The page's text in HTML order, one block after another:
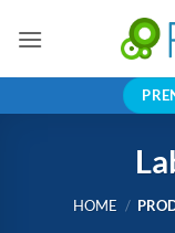
HOME /